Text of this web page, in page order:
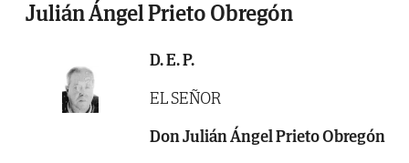
Julián Ángel Prieto Obregón
D. E. P.
EL SEÑOR
Don Julián Ángel Prieto Obregón